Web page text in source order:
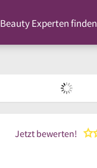
Beauty Experten finden
Jetzt bewerten!